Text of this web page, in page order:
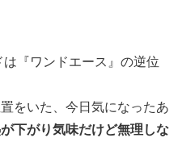
『ワンドエース』の逆位
をいた、今日気になったあ
下がり気味だけど無理しな